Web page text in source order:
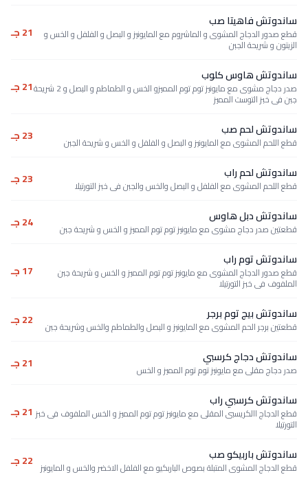
ساندوتش فاهيتا صب
قطع صدور الدجاج المشوى و الماشروم مع المايونيز و البصل و الفلفل و الخس و
الزيتون و شريحة الجبن
21 جـ
ساندوتش هاوس كلوب
صدر دجاج مشوى مع مايونيز توم توم المميزو الخس و الطماطم و البصل و 2 شريحة
جبن فى خبز التوست المميز
21 جـ
ساندوتش لحم صب
قطع اللحم المشوى مع المايونيز و البصل و الفلفل و الخس و شريحة الجبن 23 جـ
ساندوتش لحم راب
قطع اللحم المشوى مع الفلفل و البصل والخس والجبن فى خبز التورتيلا 23 جـ
ساندوتش دبل هاوس
قطعتين صدر دجاج مشوى مع مايونيز توم توم المميز و الخس و شريحة جبن 24 جـ
ساندوتش توم راب
قطع صدور الدجاج المشوى مع مايونيز توم توم المميز و الخس و شريحة جبن
الملفوف فى خبز التورتيلا
17 جـ
ساندوتش بيج توم برجر
قطعتين برجر الحم المشوى مع المايونيز و البصل والطماطم والخس وشريحة جبن 22 جـ
ساندوتش دجاج كرسبي
صدر دجاج مقلى مع مايونيز توم توم المميز و الخس 21 جـ
ساندوتش كرسبي راب
قطع الدجاج االكريسبى المقلى مع مايونيز توم توم المميز و الخس الملفوف فى خبز
التورتيلا
21 جـ
ساندوتش باربيكو صب
قطع الدجاج المشوى المتبلة بصوص الباربكيو مع الفلفل الاخضر والخس و المايونيز 22 جـ